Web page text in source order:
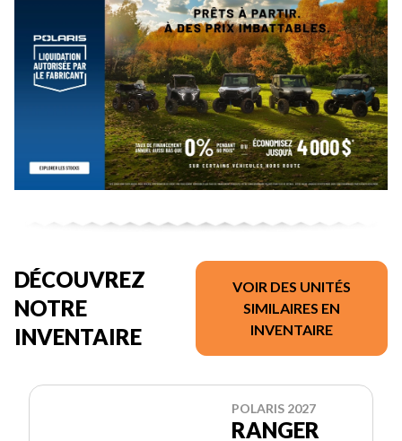
DÉCOUVREZ
NOTRE
INVENTAIRE
VOIR DES UNITÉS
SIMILAIRES EN
INVENTAIRE
POLARIS 2027
RANGER